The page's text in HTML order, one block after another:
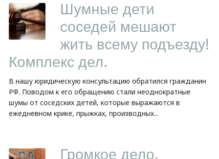
Шумные дети
соседей мешают
жить всему подъезду!
Комплекс дел.
В нашу юридическую консультацию обратился гражданин
РФ. Поводом к его обращению стали неоднократные
шумы от соседских детей, которые выражаются в
ежедневном крике, прыжках, производных...
Громкое дело.